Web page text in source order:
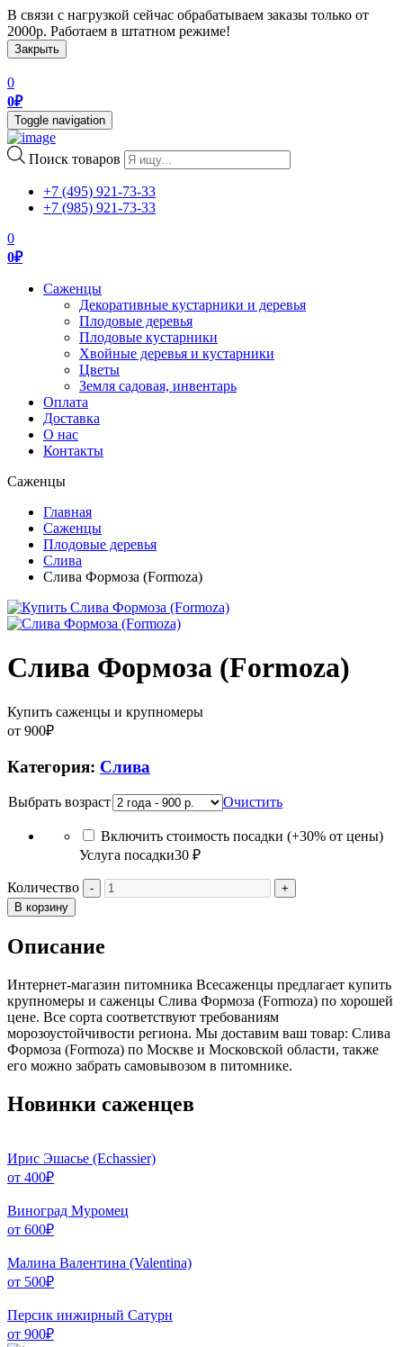
В связи с нагрузкой сейчас обрабатываем заказы только от
2000р. Работаем в штатном режиме!
Закрыть
0
0₽
Toggle navigation
Поиск товаров
+7 (495) 921-73-33
+7 (985) 921-73-33
0
0₽
Саженцы
Декоративные кустарники и деревья
Плодовые деревья
Плодовые кустарники
Хвойные деревья и кустарники
Цветы
Земля садовая, инвентарь
Оплата
Доставка
О нас
Контакты
Саженцы
Главная
Саженцы
Плодовые деревья
Слива
Слива Формоза (Formoza)
Слива Формоза (Formoza)
Купить саженцы и крупномеры
от 900₽
Категория: Слива
Выбрать возраст Очистить
Включить стоимость посадки (+30% от цены)
Услуга посадки30 ₽
Количество
В корзину
Описание
Интернет-магазин питомника Всесаженцы предлагает купить
крупномеры и саженцы Слива Формоза (Formoza) по хорошей
цене. Все сорта соответствуют требованиям
морозоустойчивости региона. Мы доставим ваш товар: Слива
Формоза (Formoza) по Москве и Московской области, также
его можно забрать самовывозом в питомнике.
Новинки саженцев
Ирис Эшасье (Echassier)
от 400₽
Виноград Муромец
от 600₽
Малина Валентина (Valentina)
от 500₽
Персик инжирный Сатурн
от 900₽